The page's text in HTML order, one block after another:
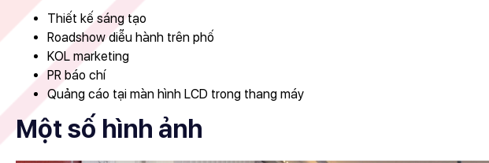
Thiết kế sáng tạo
Roadshow diễu hành trên phố
KOL marketing
PR báo chí
Quảng cáo tại màn hình LCD trong thang máy
Một số hình ảnh